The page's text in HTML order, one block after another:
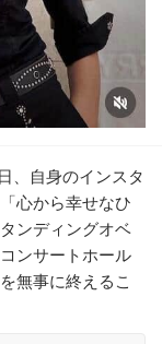
、自身のインスタ
心から幸せなひ
ンディングオベ
ンサートホール
無事に終えるこ